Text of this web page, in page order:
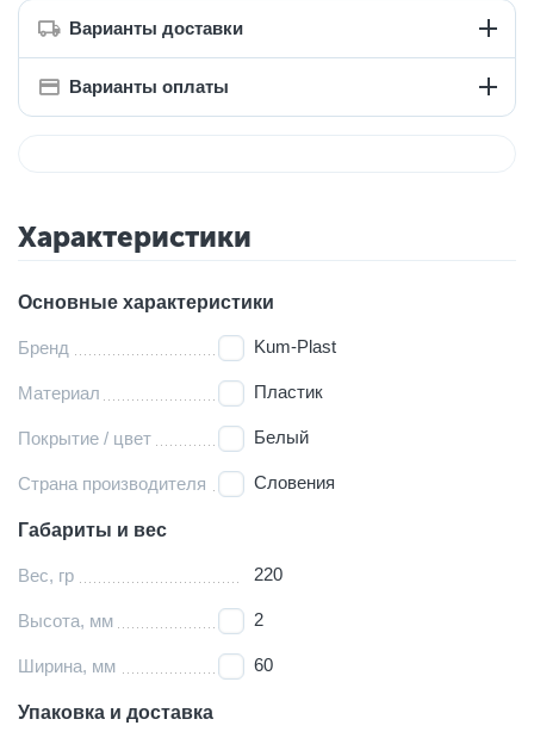
Варианты доставки
Варианты оплаты
Характеристики
Основные характеристики
Бренд Kum-Plast
Материал Пластик
Покрытие / цвет Белый
Страна производителя Словения
Габариты и вес
Вес, гр 220
Высота, мм 2
Ширина, мм 60
Упаковка и доставка